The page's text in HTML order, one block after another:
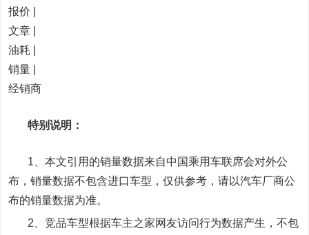
报价 |
文章 |
油耗 |
销量 |
经销商
特别说明：
1、本文引用的销量数据来自中国乘用车联席会对外公
布，销量数据不包含进口车型，仅供参考，请以汽车厂商公
布的销量数据为准。
2、竞品车型根据车主之家网友访问行为数据产生，不包